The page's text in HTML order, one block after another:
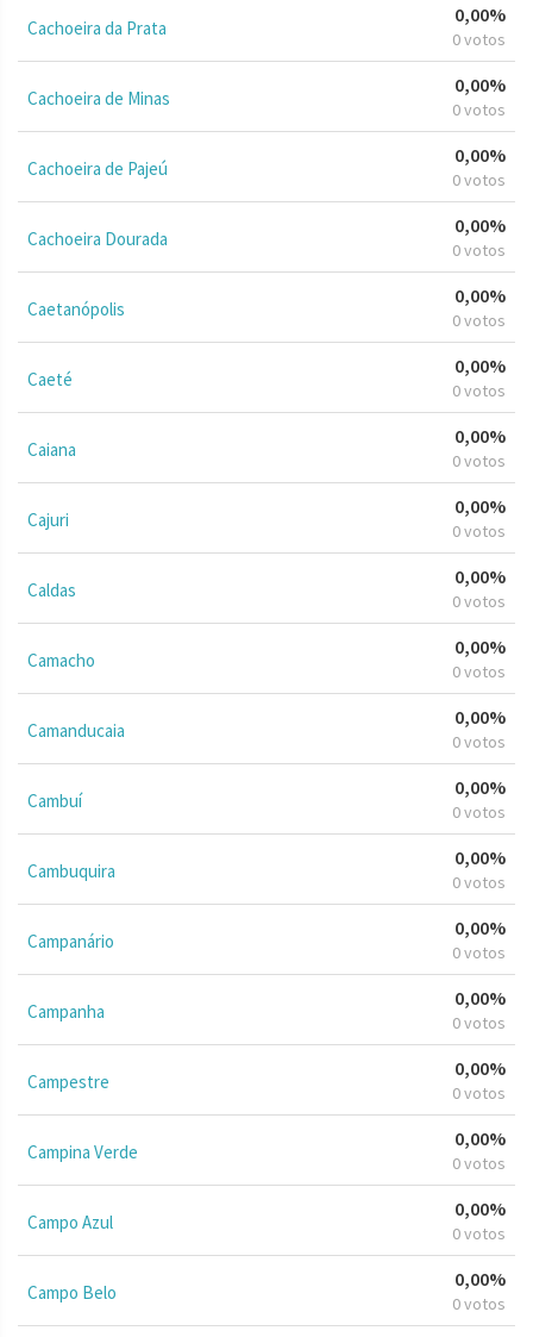
Cachoeira da Prata
0,00%
0 votos
Cachoeira de Minas
0,00%
0 votos
Cachoeira de Pajeú
0,00%
0 votos
Cachoeira Dourada
0,00%
0 votos
Caetanópolis
0,00%
0 votos
Caeté
0,00%
0 votos
Caiana
0,00%
0 votos
Cajuri
0,00%
0 votos
Caldas
0,00%
0 votos
Camacho
0,00%
0 votos
Camanducaia
0,00%
0 votos
Cambuí
0,00%
0 votos
Cambuquira
0,00%
0 votos
Campanário
0,00%
0 votos
Campanha
0,00%
0 votos
Campestre
0,00%
0 votos
Campina Verde
0,00%
0 votos
Campo Azul
0,00%
0 votos
Campo Belo
0,00%
0 votos